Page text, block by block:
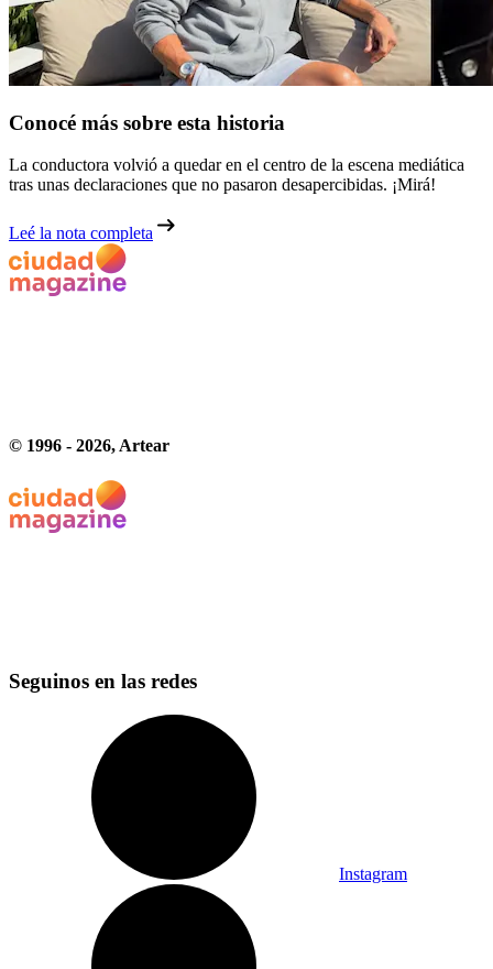
Conocé más sobre esta historia
La conductora volvió a quedar en el centro de la escena mediática
tras unas declaraciones que no pasaron desapercibidas. ¡Mirá!
Leé la nota completa
© 1996 - 2026, Artear
Seguinos en las redes
Instagram